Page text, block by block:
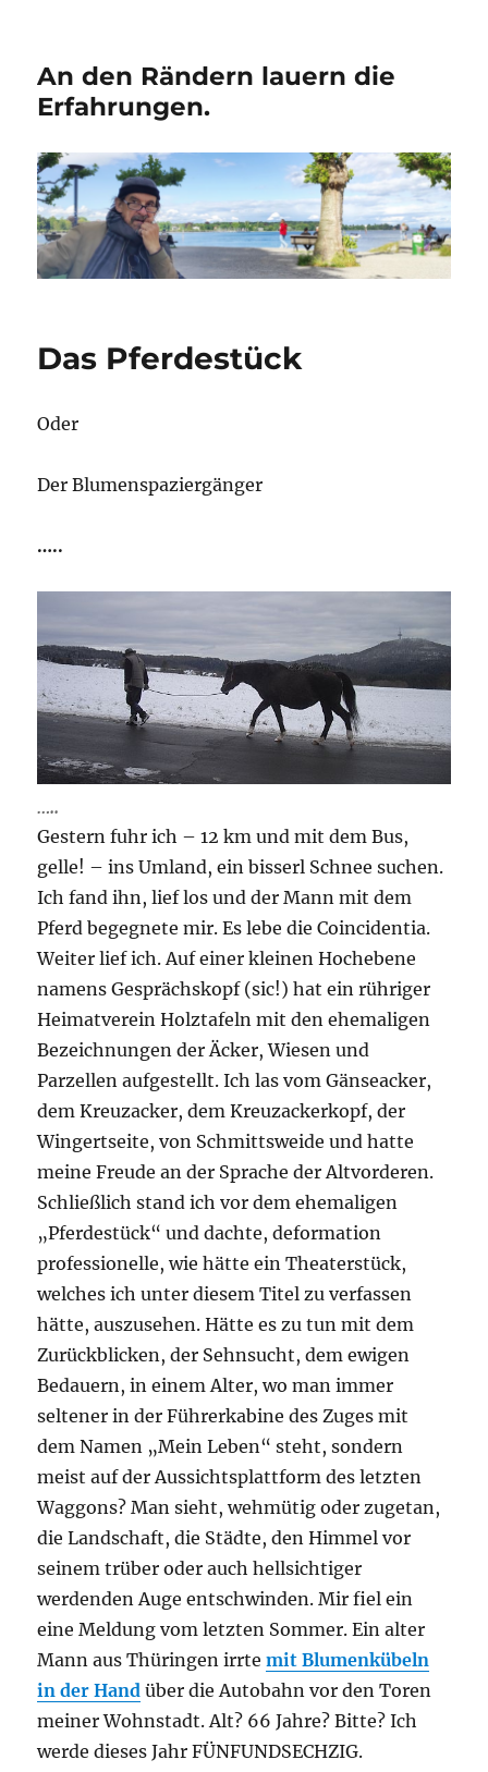
An den Rändern lauern die
Erfahrungen.
Das Pferdestück
Oder
Der Blumenspaziergänger
…..
…..
Gestern fuhr ich – 12 km und mit dem Bus,
gelle! – ins Umland, ein bisserl Schnee suchen.
Ich fand ihn, lief los und der Mann mit dem
Pferd begegnete mir. Es lebe die Coincidentia.
Weiter lief ich. Auf einer kleinen Hochebene
namens Gesprächskopf (sic!) hat ein rühriger
Heimatverein Holztafeln mit den ehemaligen
Bezeichnungen der Äcker, Wiesen und
Parzellen aufgestellt. Ich las vom Gänseacker,
dem Kreuzacker, dem Kreuzackerkopf, der
Wingertseite, von Schmittsweide und hatte
meine Freude an der Sprache der Altvorderen.
Schließlich stand ich vor dem ehemaligen
„Pferdestück“ und dachte, deformation
professionelle, wie hätte ein Theaterstück,
welches ich unter diesem Titel zu verfassen
hätte, auszusehen. Hätte es zu tun mit dem
Zurückblicken, der Sehnsucht, dem ewigen
Bedauern, in einem Alter, wo man immer
seltener in der Führerkabine des Zuges mit
dem Namen „Mein Leben“ steht, sondern
meist auf der Aussichtsplattform des letzten
Waggons? Man sieht, wehmütig oder zugetan,
die Landschaft, die Städte, den Himmel vor
seinem trüber oder auch hellsichtiger
werdenden Auge entschwinden. Mir fiel ein
eine Meldung vom letzten Sommer. Ein alter
Mann aus Thüringen irrtemit Blumenkübeln
in der Hand über die Autobahn vor den Toren
meiner Wohnstadt. Alt? 66 Jahre? Bitte? Ich
werde dieses Jahr FÜNFUNDSECHZIG.